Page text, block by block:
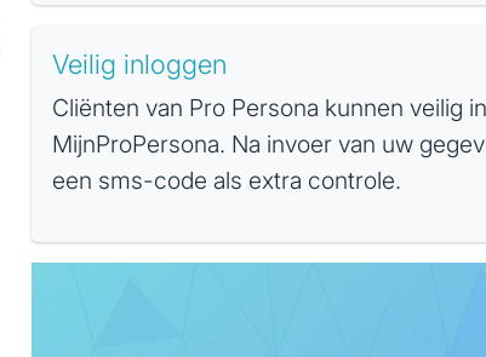
Veilig inloggen
Cliënten van Pro Persona kunnen veilig
MijnProPersona. Na invoer van uw
een sms-code als extra controle.